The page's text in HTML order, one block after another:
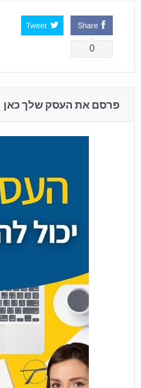
Share
0
Tweet
פרסם את העסק שלך כאן